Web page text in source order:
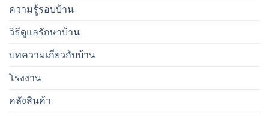
ความรู้รอบบ้าน
วิธีดูแลรักษาบ้าน
บทความเกี่ยวกับบ้าน
โรงงาน
คลังสินค้า